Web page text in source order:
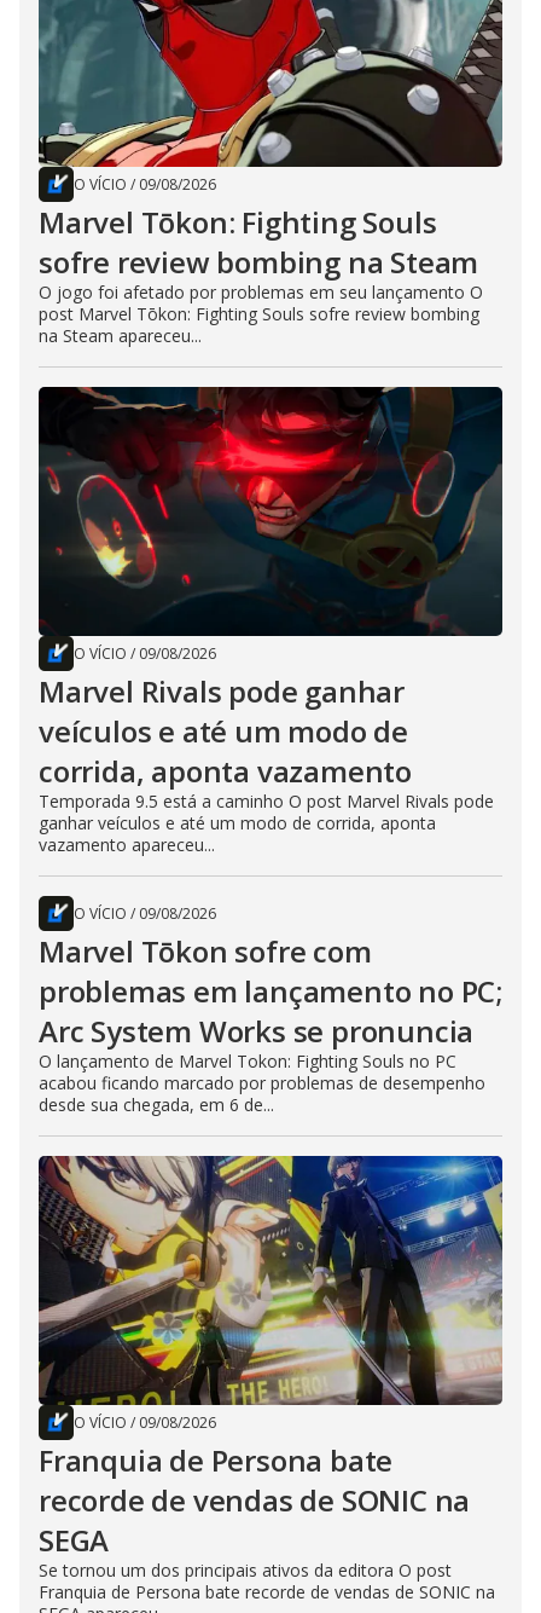
O VÍCIO / 09/08/2026
Marvel Tōkon: Fighting Souls
sofre review bombing na Steam
O jogo foi afetado por problemas em seu lançamento O
post Marvel Tōkon: Fighting Souls sofre review bombing
na Steam apareceu...
O VÍCIO / 09/08/2026
Marvel Rivals pode ganhar
veículos e até um modo de
corrida, aponta vazamento
Temporada 9.5 está a caminho O post Marvel Rivals pode
ganhar veículos e até um modo de corrida, aponta
vazamento apareceu...
O VÍCIO / 09/08/2026
Marvel Tōkon sofre com
problemas em lançamento no PC;
Arc System Works se pronuncia
O lançamento de Marvel Tokon: Fighting Souls no PC
acabou ficando marcado por problemas de desempenho
desde sua chegada, em 6 de...
O VÍCIO / 09/08/2026
Franquia de Persona bate
recorde de vendas de SONIC na
SEGA
Se tornou um dos principais ativos da editora O post
Franquia de Persona bate recorde de vendas de SONIC na